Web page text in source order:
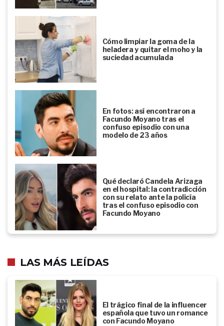
Cómo limpiar la goma de la
heladera y quitar el moho y la
suciedad acumulada
En fotos: así encontraron a
Facundo Moyano tras el
confuso episodio con una
modelo de 23 años
Qué declaró Candela Arizaga
en el hospital: la contradicción
con su relato ante la policía
tras el confuso episodio con
Facundo Moyano
LAS MÁS LEÍDAS
El trágico final de la influencer
española que tuvo un romance
con Facundo Moyano